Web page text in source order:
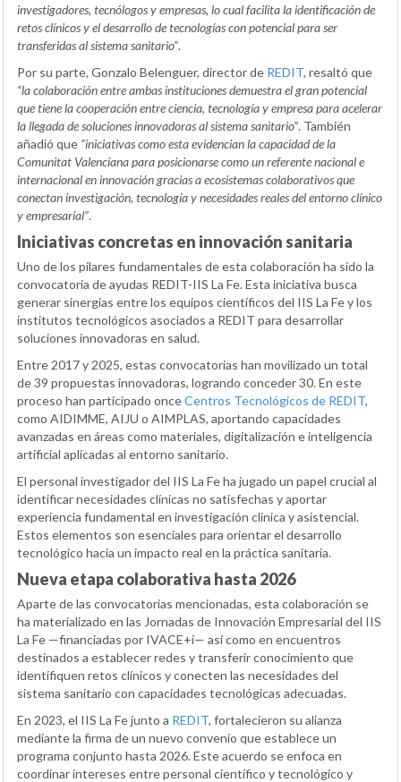
investigadores, tecnólogos y empresas, lo cual facilita la identificación de
retos clínicos y el desarrollo de tecnologías con potencial para ser
transferidas al sistema sanitario”.
Por su parte, Gonzalo Belenguer, director de REDIT, resaltó que
“la colaboración entre ambas instituciones demuestra el gran potencial
que tiene la cooperación entre ciencia, tecnología y empresa para acelerar
la llegada de soluciones innovadoras al sistema sanitario”. También
añadió que “iniciativas como esta evidencian la capacidad de la
Comunitat Valenciana para posicionarse como un referente nacional e
internacional en innovación gracias a ecosistemas colaborativos que
conectan investigación, tecnología y necesidades reales del entorno clínico
y empresarial”.
Iniciativas concretas en innovación sanitaria
Uno de los pilares fundamentales de esta colaboración ha sido la
convocatoria de ayudas REDIT-IIS La Fe. Esta iniciativa busca
generar sinergias entre los equipos científicos del IIS La Fe y los
institutos tecnológicos asociados a REDIT para desarrollar
soluciones innovadoras en salud.
Entre 2017 y 2025, estas convocatorias han movilizado un total
de 39 propuestas innovadoras, logrando conceder 30. En este
proceso han participado onceCentros Tecnológicos de REDIT,
como AIDIMME, AIJU o AIMPLAS, aportando capacidades
avanzadas en áreas como materiales, digitalización e inteligencia
artificial aplicadas al entorno sanitario.
El personal investigador del IIS La Fe ha jugado un papel crucial al
identificar necesidades clínicas no satisfechas y aportar
experiencia fundamental en investigación clínica y asistencial.
Estos elementos son esenciales para orientar el desarrollo
tecnológico hacia un impacto real en la práctica sanitaria.
Nueva etapa colaborativa hasta 2026
Aparte de las convocatorias mencionadas, esta colaboración se
ha materializado en las Jornadas de Innovación Empresarial del IIS
La Fe —financiadas por IVACE+i— así como en encuentros
destinados a establecer redes y transferir conocimiento que
identifiquen retos clínicos y conecten las necesidades del
sistema sanitario con capacidades tecnológicas adecuadas.
En 2023, el IIS La Fe junto a REDIT, fortalecieron su alianza
mediante la firma de un nuevo convenio que establece un
programa conjunto hasta 2026. Este acuerdo se enfoca en
coordinar intereses entre personal científico y tecnológico y